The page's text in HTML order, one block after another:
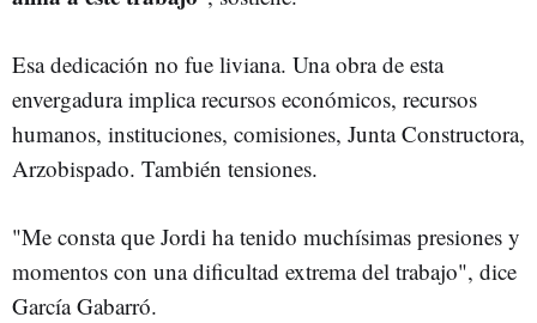
Esa dedicación no fue liviana. Una obra de esta
envergadura implica recursos económicos, recursos
humanos, instituciones, comisiones, Junta Constructora,
Arzobispado. También tensiones.
"Me consta que Jordi ha tenido muchísimas presiones y
momentos con una dificultad extrema del trabajo", dice
García Gabarró.